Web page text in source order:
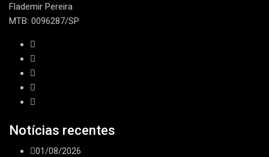
Flademir Pereira
MTB: 0096287/SP
Notícias recentes
01/08/2026